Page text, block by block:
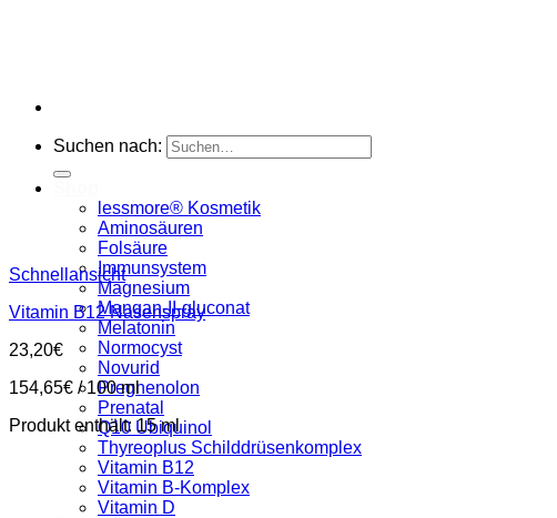
Suchen nach:
lessmore® Kosmetik
Aminosäuren
Folsäure
Immunsystem
Magnesium
Mangan-II-gluconat
Melatonin
Normocyst
Novurid
Pregnenolon
Prenatal
Q10 Ubiquinol
Thyreoplus Schilddrüsenkomplex
Vitamin B12
Vitamin B-Komplex
Vitamin D
Schnellansicht
Vitamin B12 Nasenspray
23,20€
154,65€ /100 ml
Produkt enthält: 15ml